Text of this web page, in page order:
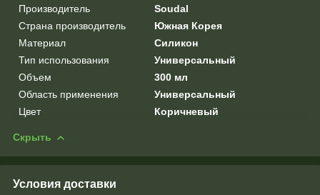
Производитель
Soudal
Страна производитель
Южная Корея
Материал
Силикон
Тип использования
Универсальный
Объем
300 мл
Область применения
Универсальный
Цвет
Коричневый
Скрыть
Условия доставки